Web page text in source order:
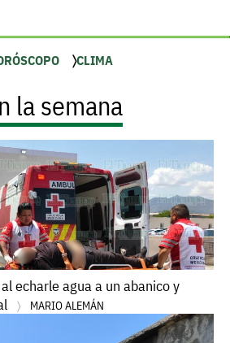
CLIMA
la semana
echarle agua a un abanico y
MARIO ALEMÁN